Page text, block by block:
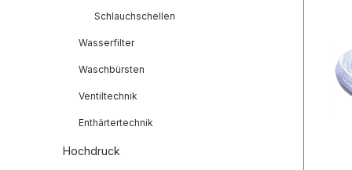
Schlauchschellen
Wasserfilter
Waschbürsten
Ventiltechnik
Enthärtertechnik
Hochdruck